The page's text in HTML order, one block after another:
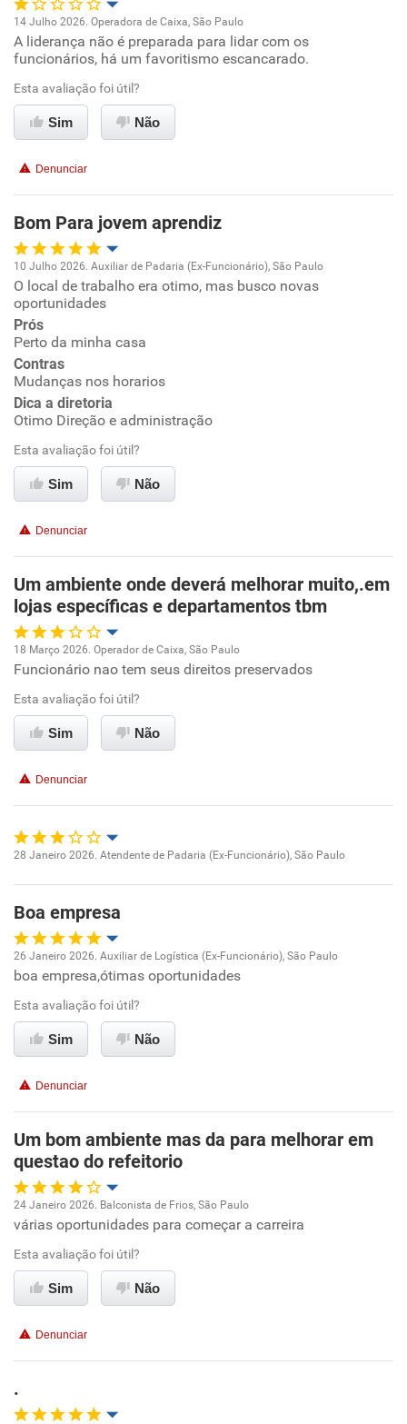
Não recomenda a diretoria
Oportunidade de promoção
Ambiente de trabalho
Conciliação com a vida familiar
Não recomenda esta empresa
Não recomenda a diretoria
14 Julho 2026. Operadora de Caixa, São Paulo
A liderança não é preparada para lidar com os
funcionários, há um favoritismo escancarado.
Esta avaliação foi útil?
Sim Não
Denunciar
Bom Para jovem aprendiz
Oportunidade de promoção
Ambiente de trabalho
Conciliação com a vida familiar
Benefícios
Recomenda esta empresa
Recomenda a diretoria
10 Julho 2026. Auxiliar de Padaria (Ex-Funcionário), São Paulo
O local de trabalho era otimo, mas busco novas
oportunidades
Prós
Perto da minha casa
Contras
Mudanças nos horarios
Dica a diretoria
Otimo Direção e administração
Esta avaliação foi útil?
Sim Não
Denunciar
Um ambiente onde deverá melhorar muito,.em
lojas específicas e departamentos tbm
Oportunidade de promoção
Ambiente de trabalho
Benefícios
Não recomenda esta empresa
18 Março 2026. Operador de Caixa, São Paulo
Funcionário nao tem seus direitos preservados
Esta avaliação foi útil?
Sim Não
Denunciar
Ambiente de trabalho
Conciliação com a vida familiar
Benefícios
Não recomenda esta empresa
Não recomenda a diretoria
28 Janeiro 2026. Atendente de Padaria (Ex-Funcionário), São Paulo
Boa empresa
Oportunidade de promoção
Ambiente de trabalho
Benefícios
Recomenda esta empresa
Recomenda a diretoria
26 Janeiro 2026. Auxiliar de Logística (Ex-Funcionário), São Paulo
boa empresa,ótimas oportunidades
Esta avaliação foi útil?
Sim Não
Denunciar
Um bom ambiente mas da para melhorar em
questao do refeitorio
Oportunidade de promoção
Ambiente de trabalho
Benefícios
Recomenda esta empresa
24 Janeiro 2026. Balconista de Frios, São Paulo
várias oportunidades para começar a carreira
Esta avaliação foi útil?
Sim Não
Denunciar
.